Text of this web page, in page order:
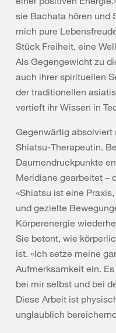
sie Bachata hören und
mich pure
Stück Freiheit, eine
Als Gegengewicht zu
auch ihrer spirituellen
der traditionellen
vertieft ihr Wissen in
Gegenwärtig absolviert
Shiatsu-Therapeutin.
Daumendruckpunkte
Meridiane gearbeitet –
«Shiatsu ist eine
und gezielte
Körperenergie
Sie betont, wie
ist. «Ich setze meine
Aufmerksamkeit ein.
bei mir selbst und bei
Diese Arbeit ist
unglaublich